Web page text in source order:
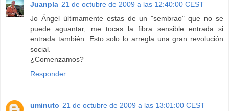
Juanpla 21 de octubre de 2009 a las 12:40:00 CEST
Jo Ángel últimamente estas de un "sembrao" que no se
puede aguantar, me tocas la fibra sensible entrada si
entrada también. Esto solo lo arregla una gran revolución
social.
¿Comenzamos?
Responder
uminuto 21 de octubre de 2009 a las 13:01:00 CEST